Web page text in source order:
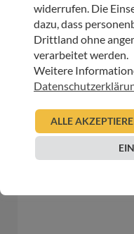
Sterbeverfügung
Perspektive von
Österreichischen
05.11.2025
Urban Regensburger
HOSPIZ WELTWEIT
widerrufen. Die
dazu, dass
Drittland ohne
verarbeitet werden.
Weitere
ALLE